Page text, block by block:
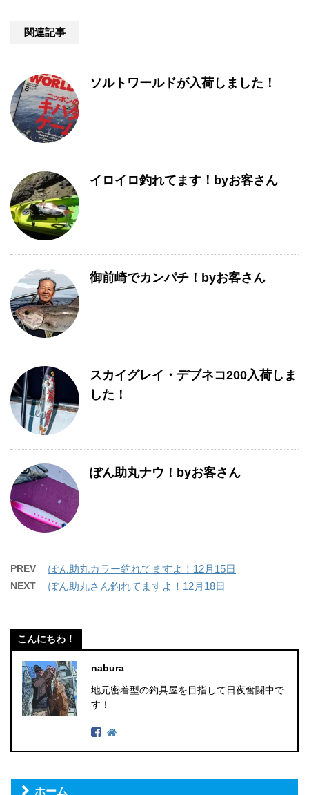
関連記事
ソルトワールドが入荷しました！
イロイロ釣れてます！byお客さん
御前崎でカンパチ！byお客さん
スカイグレイ・デブネコ200入荷しま
した！
ぽん助丸ナウ！byお客さん
PREV ぽん助丸カラー釣れてますよ！12月15日
NEXT ぽん助丸さん釣れてますよ！12月18日
こんにちわ！
nabura
地元密着型の釣具屋を目指して日夜奮闘中で
す！
ホーム